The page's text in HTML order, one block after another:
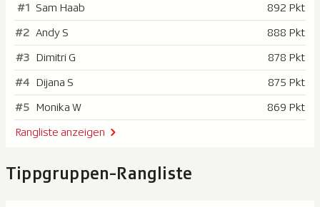
#1 Sam Haab
892 Pkt
#2 Andy S
888 Pkt
#3 Dimitri G
878 Pkt
#4 Dijana S
875 Pkt
#5 Monika W
869 Pkt
Rangliste anzeigen
Tippgruppen-Rangliste